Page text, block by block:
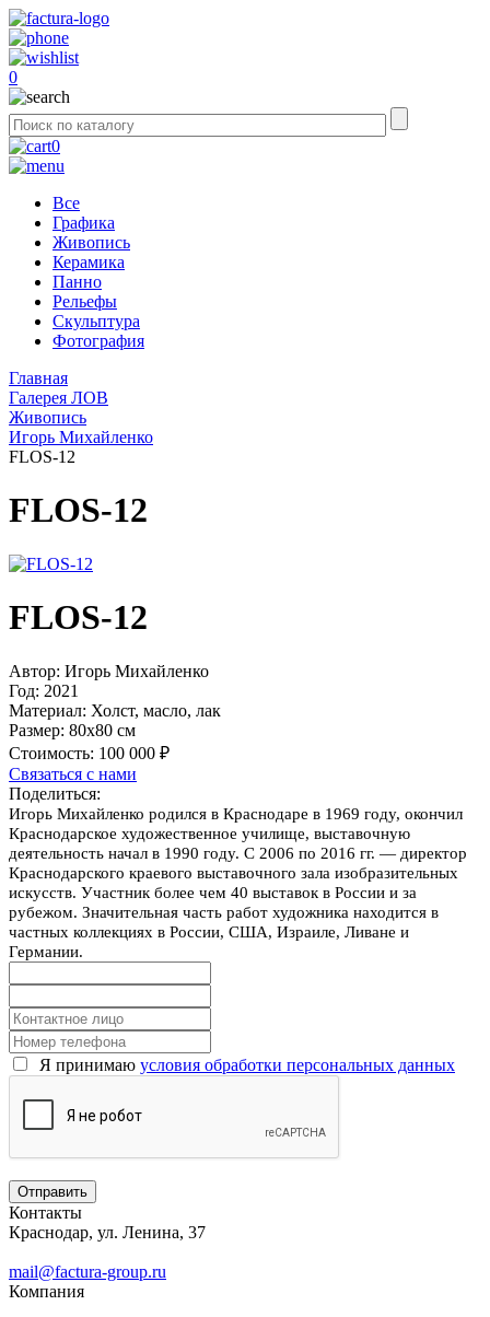
0
0
Все
Графика
Живопись
Керамика
Панно
Рельефы
Скульптура
Фотография
Главная
Галерея ЛОВ
Живопись
Игорь Михайленко
FLOS-12
FLOS-12
FLOS-12
Автор: Игорь Михайленко
Год: 2021
Материал: Холст, масло, лак
Размер: 80х80 см
Стоимость: 100 000 ₽
Связаться с нами
Поделиться:
Игорь Михайленко родился в Краснодаре в 1969 году, окончил
Краснодарское художественное училище, выставочную
деятельность начал в 1990 году. С 2006 по 2016 гг. — директор
Краснодарского краевого выставочного зала изобразительных
искусств. Участник более чем 40 выставок в России и за
рубежом. Значительная часть работ художника находится в
частных коллекциях в России, США, Израиле, Ливане и
Германии.
Я принимаю условия обработки персональных данных
Контакты
Краснодар, ул. Ленина, 37
mail@factura-group.ru
Компания